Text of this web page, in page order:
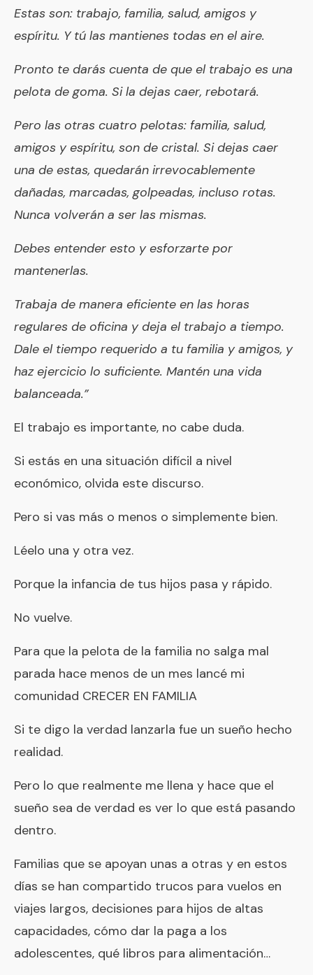
Estas son: trabajo, familia, salud, amigos y
espíritu. Y tú las mantienes todas en el aire.
Pronto te darás cuenta de que el trabajo es una
pelota de goma. Si la dejas caer, rebotará.
Pero las otras cuatro pelotas: familia, salud,
amigos y espíritu, son de cristal. Si dejas caer
una de estas, quedarán irrevocablemente
dañadas, marcadas, golpeadas, incluso rotas.
Nunca volverán a ser las mismas.
Debes entender esto y esforzarte por
mantenerlas.
Trabaja de manera eficiente en las horas
regulares de oficina y deja el trabajo a tiempo.
Dale el tiempo requerido a tu familia y amigos, y
haz ejercicio lo suficiente. Mantén una vida
balanceada.”
El trabajo es importante, no cabe duda.
Si estás en una situación difícil a nivel
económico, olvida este discurso.
Pero si vas más o menos o simplemente bien.
Léelo una y otra vez.
Porque la infancia de tus hijos pasa y rápido.
No vuelve.
Para que la pelota de la familia no salga mal
parada hace menos de un mes lancé mi
comunidad CRECER EN FAMILIA
Si te digo la verdad lanzarla fue un sueño hecho
realidad.
Pero lo que realmente me llena y hace que el
sueño sea de verdad es ver lo que está pasando
dentro.
Familias que se apoyan unas a otras y en estos
días se han compartido trucos para vuelos en
viajes largos, decisiones para hijos de altas
capacidades, cómo dar la paga a los
adolescentes, qué libros para alimentación…